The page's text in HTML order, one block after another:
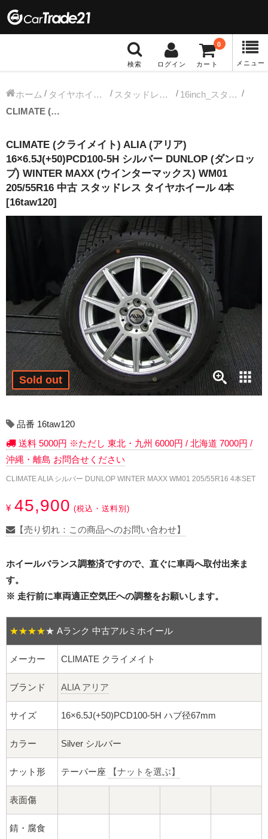
検索 ログイン カート
0
メニュー
冬タイヤホイール
13インチ：冬タイヤホイール
14インチ：冬タイヤホイール
15インチ：冬タイヤホイール
16インチ：冬タイヤホイール
17インチ：冬タイヤホイール
18インチ：冬タイヤホイール
19インチ：冬タイヤホイール
20インチ：冬タイヤホイール
夏タイヤホイール
12インチ：夏タイヤホイール
13インチ：夏タイヤホイール
14インチ：夏タイヤホイール
15インチ：夏タイヤホイール
16インチ：夏タイヤホイール
17インチ：夏タイヤホイール
18インチ：夏タイヤホイール
19インチ：夏タイヤホイール
20インチ：夏タイヤホイール
ホイールナット
平面座ナット
ロング平面ナット
ショート平面ナット
球面座ナット
ホーム タイヤホイールセット スタッドレス中古タイヤホイール
16inch_スタッドレス中古タイヤホイール
CLIMATE (クライメイト) ALIA (アリア) 16×6.5J(+50)PCD100-5H シルバー DUNLOP (ダンロップ) WINTER MAXX (ウインターマックス) WM01 205/55R16 中古 スタッドレス タイヤホイール 4本 [16taw120]
CLIMATE (クライメイト) ALIA (アリア)
16×6.5J(+50)PCD100-5H シルバー DUNLOP (ダンロッ
プ) WINTER MAXX (ウインターマックス) WM01
205/55R16 中古 スタッドレス タイヤホイール 4本
[16taw120]
Sold out
品番 16taw120
送料 5000円 ※ただし 東北・九州 6000円 / 北海道 7000円 /
沖縄・離島 お問合せください
CLIMATE ALIA シルバー DUNLOP WINTER MAXX WM01 205/55R16 4本SET
¥ 45,900 (税込・送料別)
【売り切れ：この商品へのお問い合わせ】
ホイールバランス調整済ですので、直ぐに車両へ取付出来ま
す。
※ 走行前に車両適正空気圧への調整をお願いします。
★★★★★ Aランク 中古アルミホイール
メーカー CLIMATE クライメイト
ブランド ALIA アリア
サイズ 16×6.5J(+50)PCD100-5H ハブ径67mm
カラー Silver シルバー
ナット形 テーパー座 【ナットを選ぶ】
表面傷
錆・腐食